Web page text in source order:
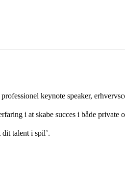
professionel keynote speaker,
i at skabe succes i både private
talent i spil’.